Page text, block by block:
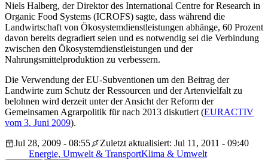
Niels Halberg, der Direktor des International Centre for Research in
Organic Food Systems (ICROFS) sagte, dass während die
Landwirtschaft von Ökosystemdienstleistungen abhänge, 60 Prozent
davon bereits degradiert seien und es notwendig sei die Verbindung
zwischen den Ökosystemdienstleistungen und der
Nahrungsmittelproduktion zu verbessern.
Die Verwendung der EU-Subventionen um den Beitrag der
Landwirte zum Schutz der Ressourcen und der Artenvielfalt zu
belohnen wird derzeit unter der Ansicht der Reform der
Gemeinsamen Agrarpolitik für nach 2013 diskutiert (EURACTIV
vom 3. Juni 2009).
Jul 28, 2009 - 08:55
Zuletzt aktualisiert: Jul 11, 2011 - 09:40
Energie, Umwelt & TransportKlima & Umwelt